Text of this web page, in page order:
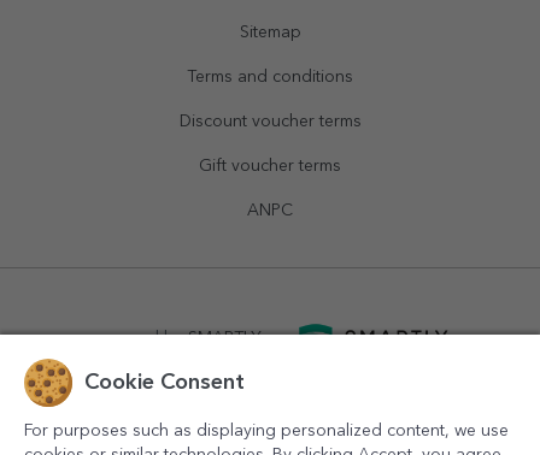
Sitemap
Terms and conditions
Discount voucher terms
Gift voucher terms
ANPC
powered bySMARTLY.ro
Cookie Consent
For purposes such as displaying personalized content, we use